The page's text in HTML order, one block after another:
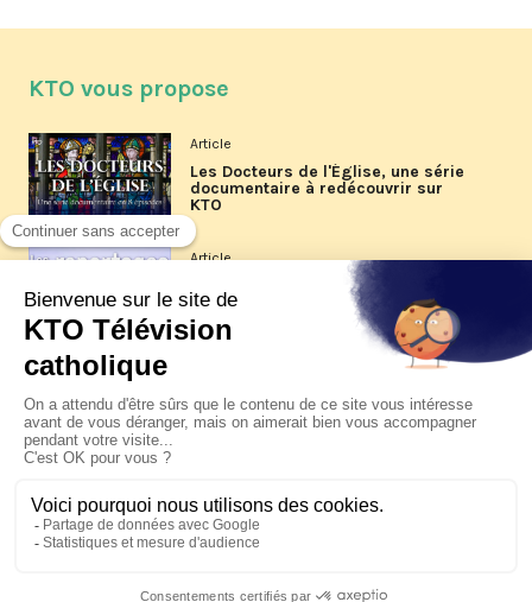
KTO vous propose
Article
Les Docteurs de l'Église, une série
documentaire à redécouvrir sur
KTO
Article
Les reportages d'été 2026 de KTO
La visite pastorale du pape Léon
XIV à Assise à suivre sur KTO le
jeudi 6 août
Le pape en Uruguay, Argentine et
Pérou du 6 au 17 novembre 2026